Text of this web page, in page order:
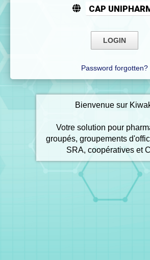
CAP
Password forgotten?
Bienvenue sur
Votre solution pour
groupés, groupements
SRA, coopératives et